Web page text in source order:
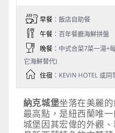
早餐：飯店自助餐
午餐：百年餐廳海鮮拼盤
晚餐：中式合菜7菜一湯+
它海鮮替代)
住宿：KEVIN HOTEL 或同
納克城堡坐落在美麗
最高點，是紐西蘭唯
城堡因其宏偉的外觀